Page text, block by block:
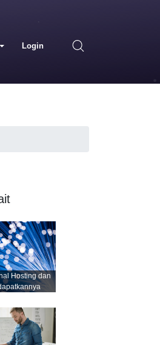
Login
Hosting dan